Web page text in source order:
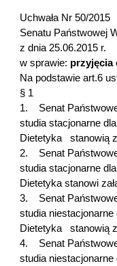
Uchwała Nr 50/2015
Senatu Państwowej
z dnia 25.06.2015 r.
w sprawie: przyjęcia
Na podstawie art.6
§ 1
1. Senat
studia stacjonarne
Dietetyka stanowią
2. Senat
studia stacjonarne
Dietetyka stanowi
3. Senat
studia
Dietetyka stanowią
4. Senat
studia